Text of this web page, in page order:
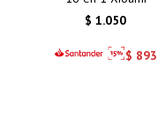
$ 1.050
$ 893